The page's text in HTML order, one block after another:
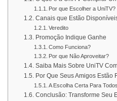
Por que Escolher a UniTV?
Canais que Estão
Veredito
Promoção Indique Ganhe
Como Funciona?
Por que Não Aproveitar?
Saiba Mais Sobre UniTV
Por Que Seus Amigos Estão
A Escolha Certa Para Todos
Conclusão: Transforme Seu